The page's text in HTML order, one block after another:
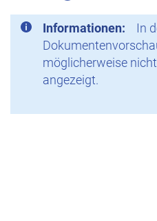
Informationen:
In
möglicherweise
angezeigt.